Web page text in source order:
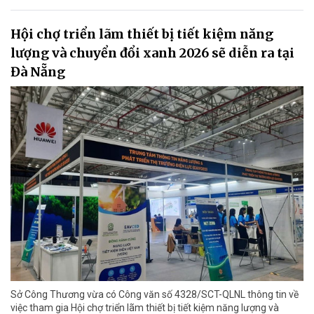
Hội chợ triển lãm thiết bị tiết kiệm năng
lượng và chuyển đổi xanh 2026 sẽ diễn ra tại
Đà Nẵng
Sở Công Thương vừa có Công văn số 4328/SCT-QLNL thông tin về
việc tham gia Hội chợ triển lãm thiết bị tiết kiệm năng lượng và